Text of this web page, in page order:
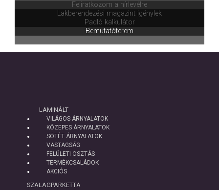
Feliratkozom a hírlevélre
Lakberendezési magazint igénylek
Padló kalkulátor
Bemutatóterem
LAMINÁLT
VILÁGOS ÁRNYALATOK
KÖZEPES ÁRNYALATOK
SÖTÉT ÁRNYALATOK
VASTAGSÁG
FELÜLETI OSZTÁS
TERMÉKCSALÁDOK
AKCIÓS
SZALAGPARKETTA